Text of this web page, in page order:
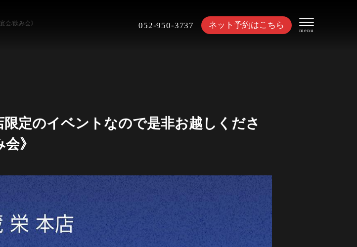
052-950-3737 ネット予約はこちら
会/飲み会》
定のイベントなので是非お越しくださ
》